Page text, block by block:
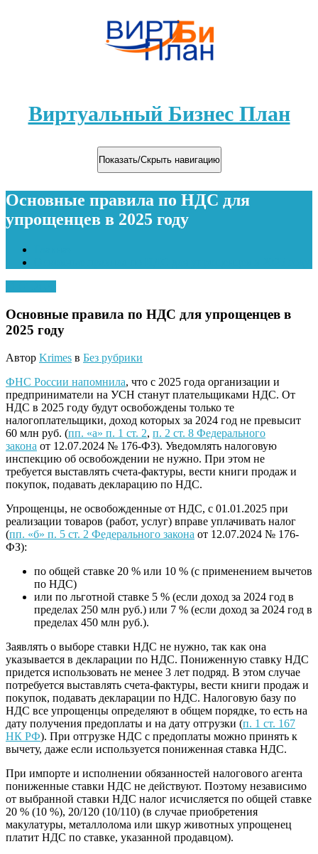
Виртуальный Бизнес План
Показать/Скрыть навигацию
Основные правила по НДС для
упрощенцев в 2025 году
Основные правила по НДС для упрощенцев в
2025 году
Автор Krimes в Без рубрики
ФНС России напомнила, что с 2025 года организации и
предприниматели на УСН станут плательщиками НДС. От
НДС в 2025 году будут освобождены только те
налогоплательщики, доход которых за 2024 год не превысит
60 млн руб. (пп. «а» п. 1 ст. 2, п. 2 ст. 8 Федерального
закона от 12.07.2024 № 176-ФЗ). Уведомлять налоговую
инспекцию об освобождении не нужно. При этом не
требуется выставлять счета-фактуры, вести книги продаж и
покупок, подавать декларацию по НДС.
Упрощенцы, не освобожденные от НДС, с 01.01.2025 при
реализации товаров (работ, услуг) вправе уплачивать налог
(пп. «б» п. 5 ст. 2 Федерального закона от 12.07.2024 № 176-
ФЗ):
по общей ставке 20 % или 10 % (с применением вычетов
по НДС)
или по льготной ставке 5 % (если доход за 2024 год в
пределах 250 млн руб.) или 7 % (если доход за 2024 год в
пределах 450 млн руб.).
Заявлять о выборе ставки НДС не нужно, так как она
указывается в декларации по НДС. Пониженную ставку НДС
придется использовать не менее 3 лет подряд. В этом случае
потребуется выставлять счета-фактуры, вести книги продаж и
покупок, подавать декларации по НДС. Налоговую базу по
НДС все упрощенцы определяют в общем порядке, то есть на
дату получения предоплаты и на дату отгрузки (п. 1 ст. 167
НК РФ). При отгрузке НДС с предоплаты можно принять к
вычету, даже если используется пониженная ставка НДС.
При импорте и исполнении обязанностей налогового агента
пониженные ставки НДС не действуют. Поэтому независимо
от выбранной ставки НДС налог исчисляется по общей ставке
20 % (10 %), 20/120 (10/110) (в случае приобретения
макулатуры, металлолома или шкур животных упрощенец
платит НДС по ставке, указанной продавцом).